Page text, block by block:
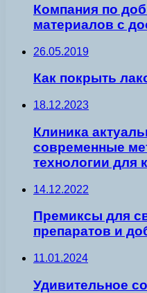
Компания по
материалов с
26.05.2019
Как покрыть
18.12.2023
Клиника
современные
технологии для
14.12.2022
Премиксы для
препаратов и
11.01.2024
Удивительное